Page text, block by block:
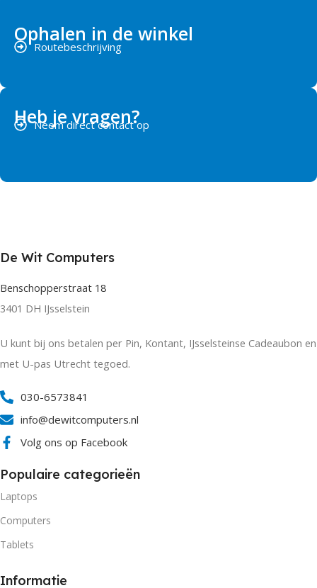
Ophalen in de winkel
Routebeschrijving
Heb je vragen?
Neem direct contact op
De Wit Computers
Benschopperstraat 18
3401 DH IJsselstein
U kunt bij ons betalen per Pin, Kontant, IJsselsteinse Cadeaubon en
met U-pas Utrecht tegoed.
030-6573841
info@dewitcomputers.nl
Volg ons op Facebook
Populaire categorieën
Laptops
Computers
Tablets
Informatie